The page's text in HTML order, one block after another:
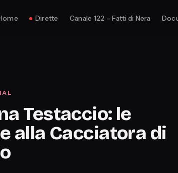
Dirette Canale 122 – Fatti di Nera
Testaccio: le
alla Cacciatora di